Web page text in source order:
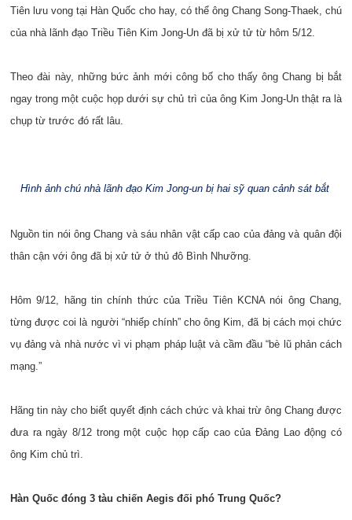
Tiên lưu vong tại Hàn Quốc cho hay, có thể ông Chang Song-Thaek, chú
của nhà lãnh đạo Triều Tiên Kim Jong-Un đã bị xử tử từ hôm 5/12.
Theo đài này, những bức ảnh mới công bố cho thấy ông Chang bị bắt
ngay trong một cuộc họp dưới sự chủ trì của ông Kim Jong-Un thật ra là
chụp từ trước đó rất lâu.
Hình ảnh chú nhà lãnh đạo Kim Jong-un bị hai sỹ quan cảnh sát bắt
Nguồn tin nói ông Chang và sáu nhân vật cấp cao của đảng và quân đội
thân cận với ông đã bị xử tử ở thủ đô Bình Nhưỡng.
Hôm 9/12, hãng tin chính thức của Triều Tiên KCNA nói ông Chang,
từng được coi là người “nhiếp chính” cho ông Kim, đã bị cách mọi chức
vụ đảng và nhà nước vì vi phạm pháp luật và cầm đầu “bè lũ phản cách
mạng.”
Hãng tin này cho biết quyết định cách chức và khai trừ ông Chang được
đưa ra ngày 8/12 trong một cuộc họp cấp cao của Đảng Lao động có
ông Kim chủ trì.
Hàn Quốc đóng 3 tàu chiến Aegis đối phó Trung Quốc?